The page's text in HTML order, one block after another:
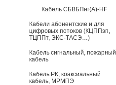
Кабель СБВБПнг(А)-HF
Кабели абонентские и для
цифровых потоков (КЦППэп,
ТЦППт, ЭКС-ТАСЭ…)
Кабель сигнальный, пожарный
кабель
Кабель РК, коаксиальный
кабель, МРМПЭ